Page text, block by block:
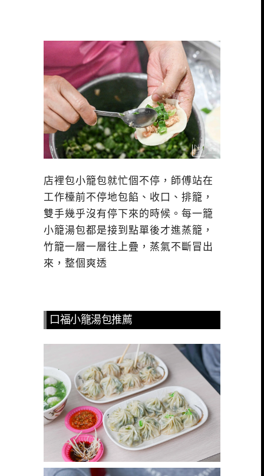
店裡包小籠包就忙個不停，師傅站在
工作檯前不停地包餡、收口、排籠，
雙手幾乎沒有停下來的時候。每一籠
小籠湯包都是接到點單後才進蒸籠，
竹籠一層一層往上疊，蒸氣不斷冒出
來，整個爽透
口福小籠湯包推薦